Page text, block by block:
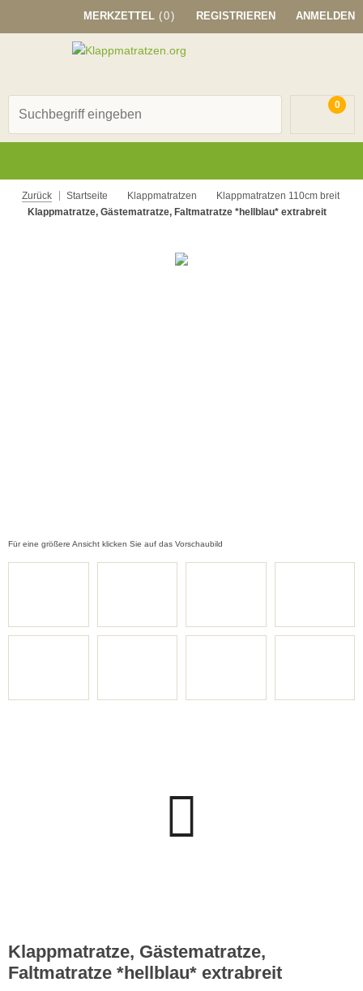
MERKZETTEL (0) REGISTRIEREN ANMELDEN
0
Zurück Startseite Klappmatratzen
Klappmatratzen 110cm breit
Klappmatratze, Gästematratze, Faltmatratze *hellblau* extrabreit
Für eine größere Ansicht klicken Sie auf das Vorschaubild
Klappmatratze, Gästematratze,
Faltmatratze *hellblau* extrabreit